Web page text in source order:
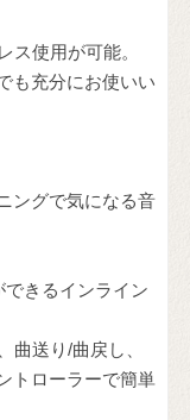
ス使用が可能。
も充分にお使いい
ングで気になる音
きるインライン
曲送り/曲戻し、
トローラーで簡単